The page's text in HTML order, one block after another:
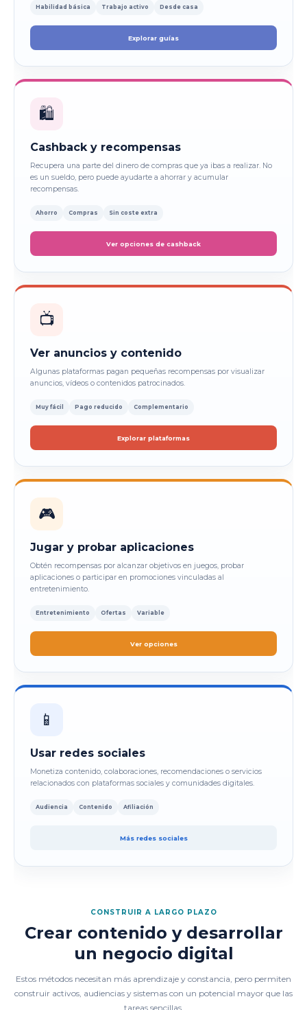
Habilidad básica Trabajo activo Desde casa
Explorar guías
🛍️
Cashback y recompensas
Recupera una parte del dinero de compras que ya ibas a realizar. No
es un sueldo, pero puede ayudarte a ahorrar y acumular
recompensas.
Ahorro Compras Sin coste extra
Ver opciones de cashback
📺
Ver anuncios y contenido
Algunas plataformas pagan pequeñas recompensas por visualizar
anuncios, vídeos o contenidos patrocinados.
Muy fácil Pago reducido Complementario
Explorar plataformas
🎮
Jugar y probar aplicaciones
Obtén recompensas por alcanzar objetivos en juegos, probar
aplicaciones o participar en promociones vinculadas al
entretenimiento.
Entretenimiento Ofertas Variable
Ver opciones
📱
Usar redes sociales
Monetiza contenido, colaboraciones, recomendaciones o servicios
relacionados con plataformas sociales y comunidades digitales.
Audiencia Contenido Afiliación
Más redes sociales
CONSTRUIR A LARGO PLAZO
Crear contenido y desarrollar
un negocio digital
Estos métodos necesitan más aprendizaje y constancia, pero permiten
construir activos, audiencias y sistemas con un potencial mayor que las
tareas sencillas.